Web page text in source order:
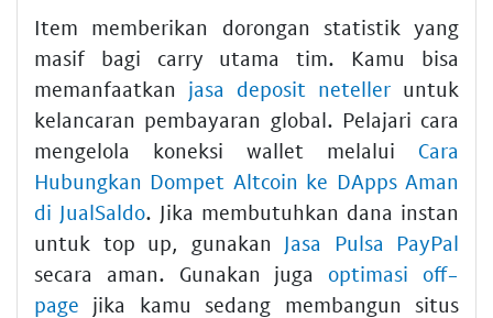
Item memberikan dorongan statistik yang
masif bagi carry utama tim. Kamu bisa
memanfaatkan jasa deposit neteller untuk
kelancaran pembayaran global. Pelajari cara
mengelola koneksi wallet melalui Cara
Hubungkan Dompet Altcoin ke DApps Aman
di JualSaldo. Jika membutuhkan dana instan
untuk top up, gunakan Jasa Pulsa PayPal
secara aman. Gunakan juga optimasi off-
page jika kamu sedang membangun situs